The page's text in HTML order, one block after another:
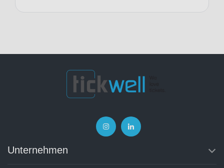
Unternehmen